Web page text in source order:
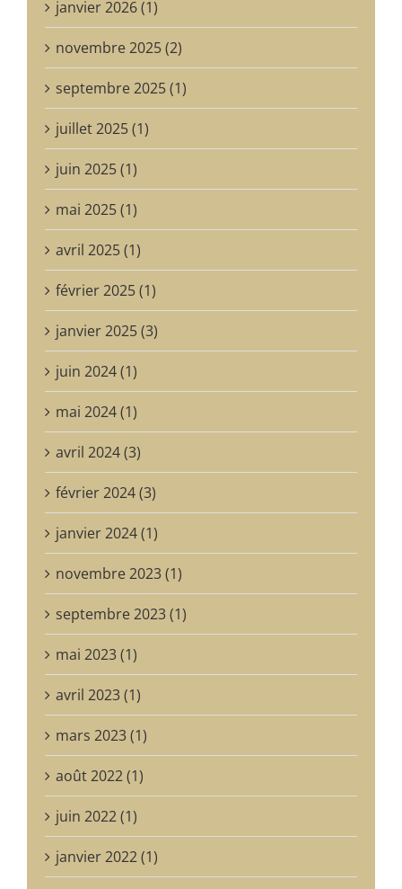
janvier 2026 (1)
novembre 2025 (2)
septembre 2025 (1)
juillet 2025 (1)
juin 2025 (1)
mai 2025 (1)
avril 2025 (1)
février 2025 (1)
janvier 2025 (3)
juin 2024 (1)
mai 2024 (1)
avril 2024 (3)
février 2024 (3)
janvier 2024 (1)
novembre 2023 (1)
septembre 2023 (1)
mai 2023 (1)
avril 2023 (1)
mars 2023 (1)
août 2022 (1)
juin 2022 (1)
janvier 2022 (1)